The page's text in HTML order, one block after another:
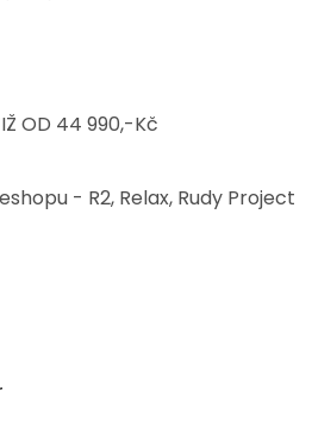
OD 44 990,-Kč
- R2, Relax, Rudy Project